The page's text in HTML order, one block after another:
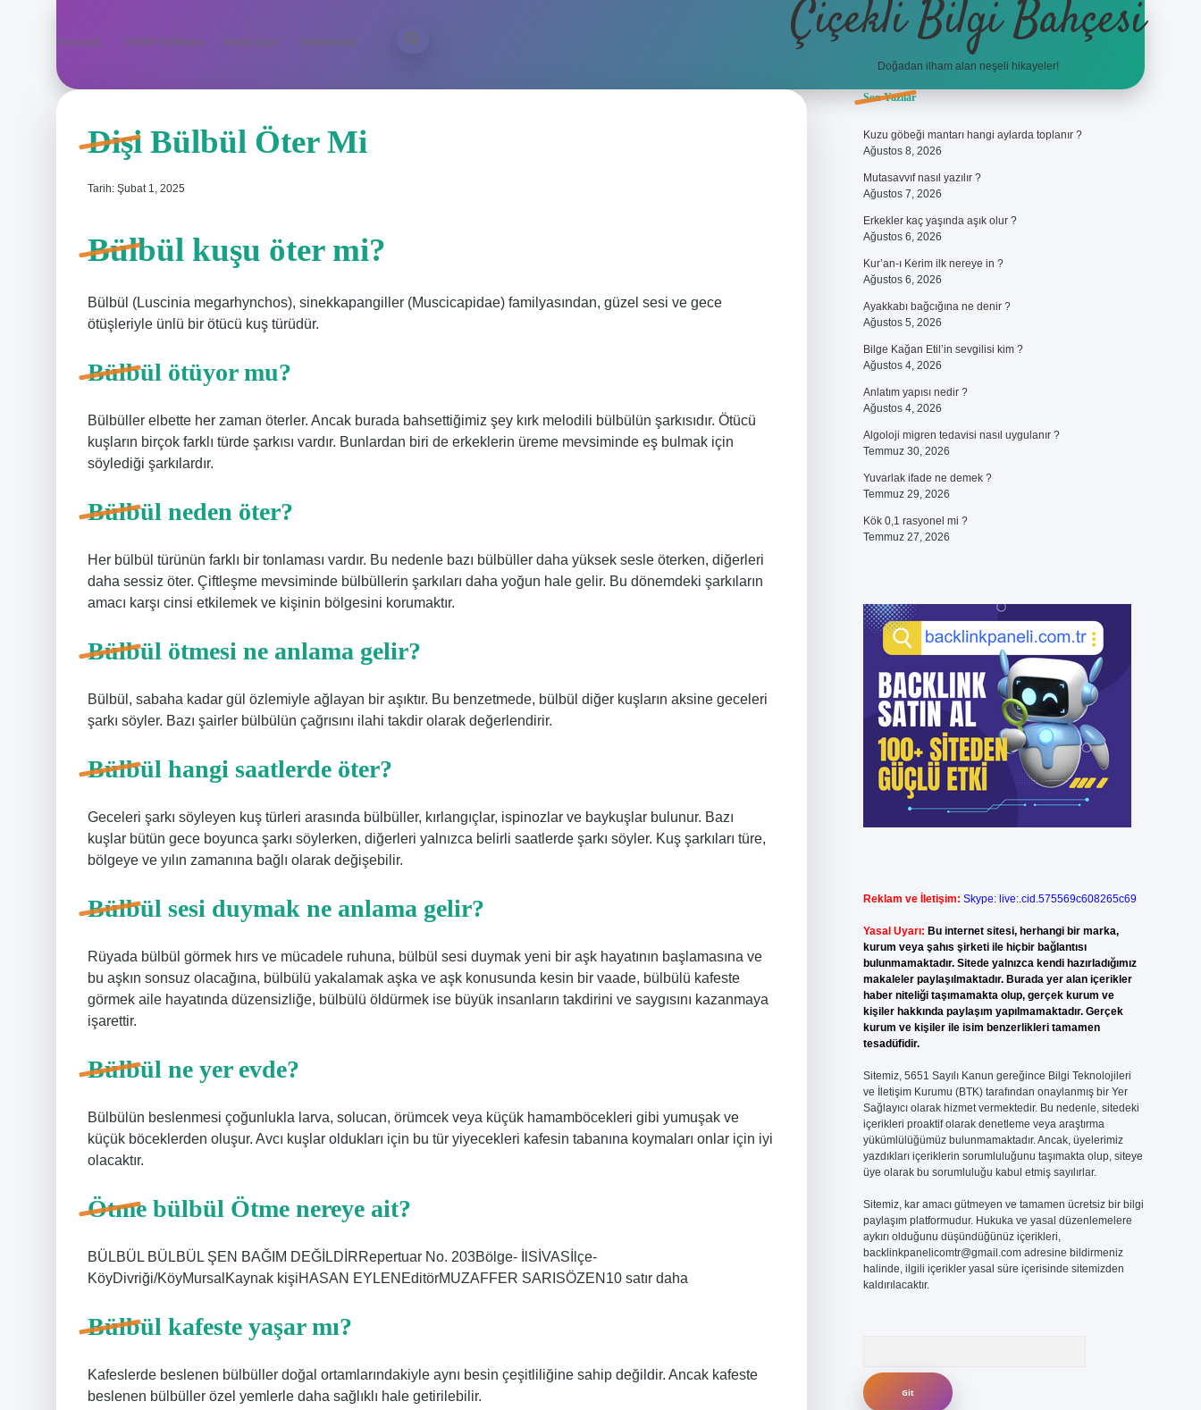
Anasayfa Gizlilik Politikası Yasal Uyarı Hakkımızda Çiçekli Bilgi Bahçesi
Doğadan ilham alan neşeli hikayeler!
Dişi Bülbül Öter Mi
Tarih: Şubat 1, 2025
Bülbül kuşu öter mi?
Bülbül (Luscinia megarhynchos), sinekkapangiller (Muscicapidae) familyasından, güzel sesi ve gece
ötüşleriyle ünlü bir ötücü kuş türüdür.
Bülbül ötüyor mu?
Bülbüller elbette her zaman öterler. Ancak burada bahsettiğimiz şey kırk melodili bülbülün şarkısıdır. Ötücü
kuşların birçok farklı türde şarkısı vardır. Bunlardan biri de erkeklerin üreme mevsiminde eş bulmak için
söylediği şarkılardır.
Bülbül neden öter?
Her bülbül türünün farklı bir tonlaması vardır. Bu nedenle bazı bülbüller daha yüksek sesle öterken, diğerleri
daha sessiz öter. Çiftleşme mevsiminde bülbüllerin şarkıları daha yoğun hale gelir. Bu dönemdeki şarkıların
amacı karşı cinsi etkilemek ve kişinin bölgesini korumaktır.
Bülbül ötmesi ne anlama gelir?
Bülbül, sabaha kadar gül özlemiyle ağlayan bir aşıktır. Bu benzetmede, bülbül diğer kuşların aksine geceleri
şarkı söyler. Bazı şairler bülbülün çağrısını ilahi takdir olarak değerlendirir.
Bülbül hangi saatlerde öter?
Geceleri şarkı söyleyen kuş türleri arasında bülbüller, kırlangıçlar, ispinozlar ve baykuşlar bulunur. Bazı
kuşlar bütün gece boyunca şarkı söylerken, diğerleri yalnızca belirli saatlerde şarkı söyler. Kuş şarkıları türe,
bölgeye ve yılın zamanına bağlı olarak değişebilir.
Bülbül sesi duymak ne anlama gelir?
Rüyada bülbül görmek hırs ve mücadele ruhuna, bülbül sesi duymak yeni bir aşk hayatının başlamasına ve
bu aşkın sonsuz olacağına, bülbülü yakalamak aşka ve aşk konusunda kesin bir vaade, bülbülü kafeste
görmek aile hayatında düzensizliğe, bülbülü öldürmek ise büyük insanların takdirini ve saygısını kazanmaya
işarettir.
Bülbül ne yer evde?
Bülbülün beslenmesi çoğunlukla larva, solucan, örümcek veya küçük hamamböcekleri gibi yumuşak ve
küçük böceklerden oluşur. Avcı kuşlar oldukları için bu tür yiyecekleri kafesin tabanına koymaları onlar için iyi
olacaktır.
Ötme bülbül Ötme nereye ait?
BÜLBÜL BÜLBÜL ŞEN BAĞIM DEĞİLDİRRepertuar No. 203Bölge- İlSİVASİlçe-
KöyDivriği/KöyMursalKaynak kişiHASAN EYLENEditörMUZAFFER SARISÖZEN10 satır daha
Bülbül kafeste yaşar mı?
Kafeslerde beslenen bülbüller doğal ortamlarındakiyle aynı besin çeşitliliğine sahip değildir. Ancak kafeste
beslenen bülbüller özel yemlerle daha sağlıklı hale getirilebilir.
Sidebar
Son Yazılar
Kuzu göbeği mantarı hangi aylarda toplanır ?
Ağustos 8, 2026
Mutasavvıf nasıl yazılır ?
Ağustos 7, 2026
Erkekler kaç yaşında aşık olur ?
Ağustos 6, 2026
Kur’an-ı Kerim ilk nereye in ?
Ağustos 6, 2026
Ayakkabı bağcığına ne denir ?
Ağustos 5, 2026
Bilge Kağan Etil’in sevgilisi kim ?
Ağustos 4, 2026
Anlatım yapısı nedir ?
Ağustos 4, 2026
Algoloji migren tedavisi nasıl uygulanır ?
Temmuz 30, 2026
Yuvarlak ifade ne demek ?
Temmuz 29, 2026
Kök 0,1 rasyonel mi ?
Temmuz 27, 2026
Reklam ve İletişim: Skype: live:.cid.575569c608265c69
Yasal Uyarı: Bu internet sitesi, herhangi bir marka,
kurum veya şahıs şirketi ile hiçbir bağlantısı
bulunmamaktadır. Sitede yalnızca kendi hazırladığımız
makaleler paylaşılmaktadır. Burada yer alan içerikler
haber niteliği taşımamakta olup, gerçek kurum ve
kişiler hakkında paylaşım yapılmamaktadır. Gerçek
kurum ve kişiler ile isim benzerlikleri tamamen
tesadüfidir.
Sitemiz, 5651 Sayılı Kanun gereğince Bilgi Teknolojileri
ve İletişim Kurumu (BTK) tarafından onaylanmış bir Yer
Sağlayıcı olarak hizmet vermektedir. Bu nedenle, sitedeki
içerikleri proaktif olarak denetleme veya araştırma
yükümlülüğümüz bulunmamaktadır. Ancak, üyelerimiz
yazdıkları içeriklerin sorumluluğunu taşımakta olup, siteye
üye olarak bu sorumluluğu kabul etmiş sayılırlar.
Sitemiz, kar amacı gütmeyen ve tamamen ücretsiz bir bilgi
paylaşım platformudur. Hukuka ve yasal düzenlemelere
aykırı olduğunu düşündüğünüz içerikleri,
backlinkpanelicomtr@gmail.comadresine bildirmeniz
halinde, ilgili içerikler yasal süre içerisinde sitemizden
kaldırılacaktır.